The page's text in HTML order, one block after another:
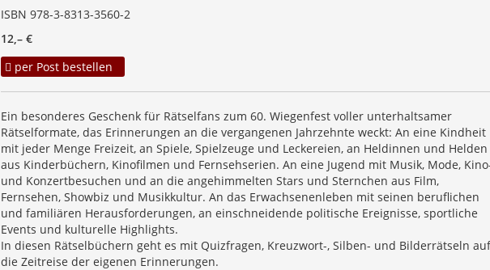
ISBN 978-3-8313-3560-2
12,– €
per Post bestellen
Ein besonderes Geschenk für Rätselfans zum 60. Wiegenfest voller unterhaltsamer
Rätselformate, das Erinnerungen an die vergangenen Jahrzehnte weckt: An eine Kindheit
mit jeder Menge Freizeit, an Spiele, Spielzeuge und Leckereien, an Heldinnen und Helden
aus Kinderbüchern, Kinofilmen und Fernsehserien. An eine Jugend mit Musik, Mode,
und Konzertbesuchen und an die angehimmelten Stars und Sternchen aus Film,
Fernsehen, Showbiz und Musikkultur. An das Erwachsenenleben mit seinen beruflichen
und familiären Herausforderungen, an einschneidende politische Ereignisse, sportliche
Events und kulturelle Highlights.
In diesen Rätselbüchern geht es mit Quizfragen, Kreuzwort-, Silben- und Bilderrätseln auf
die Zeitreise der eigenen Erinnerungen.